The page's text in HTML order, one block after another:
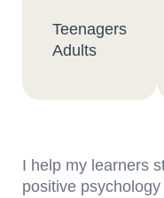
Teenagers
Adults
I help my learners
positive